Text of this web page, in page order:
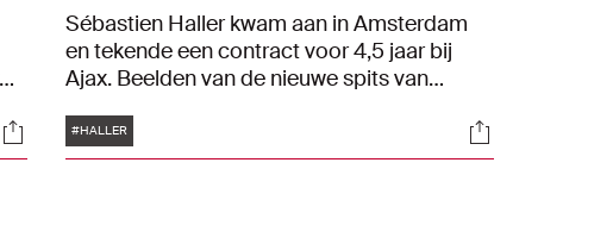
Socials
Sébastien Haller kwam aan in Amsterdam
en tekende een contract voor 4,5 jaar bij
Ajax. Beelden van de nieuwe spits van
bovenstaande clip.
Tags
#HALLER Socials